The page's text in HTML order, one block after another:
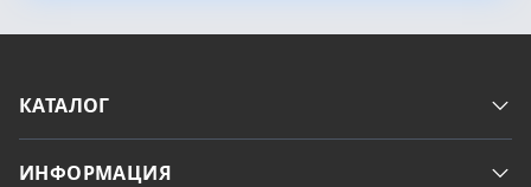
КАТАЛОГ
ИНФОРМАЦИЯ